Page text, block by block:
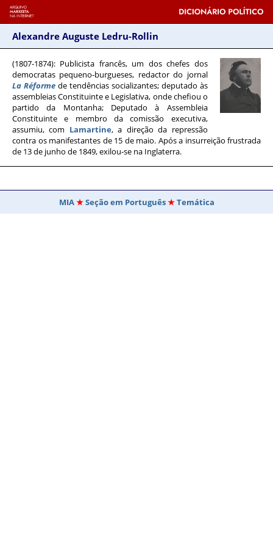
Alexandre Auguste Ledru-Rollin
(1807-1874): Publicista francês, um dos chefes dos
democratas pequeno-burgueses, redactor do jornal
La Réformede tendências socializantes; deputado às
assembleias Constituinte e Legislativa, onde chefiou o
partido da Montanha; Deputado à Assembleia
Constituinte e membro da comissão executiva,
assumiu, com Lamartine, a direção da repressão
contra os manifestantes de 15 de maio. Após a insurreição frustrada
de 13 de junho de 1849, exilou-se na Inglaterra.
MIA Seção em Português Temática